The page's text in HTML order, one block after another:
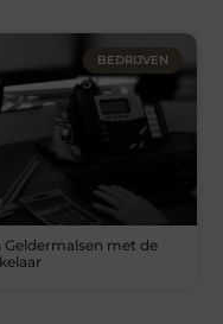
BEDRIJVEN
met de